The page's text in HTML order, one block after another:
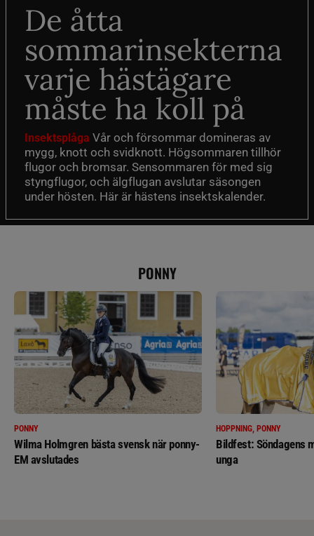
De åtta
sommarinsekterna
varje hästägare
måste ha koll på
Insektsplåga Vår och försommar domineras av
mygg, knott och svidknott. Högsommaren tillhör
flugor och bromsar. Sensommaren för med sig
styngflugor, och älgflugan avslutar säsongen
under hösten. Här är hästens insektskalender.
PONNY
PONNY
Wilma Holmgren bästa svensk när ponny-
EM avslutades
HOPPNING, PONNY
Bildfest: Söndagens
unga